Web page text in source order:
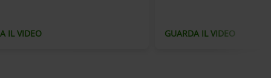
IL VIDEO GUARDA IL VIDEO